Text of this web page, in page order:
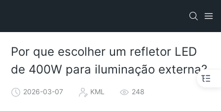
Por que escolher um refletor LED
de 400W para iluminação externa?
2026-03-07 KML 248